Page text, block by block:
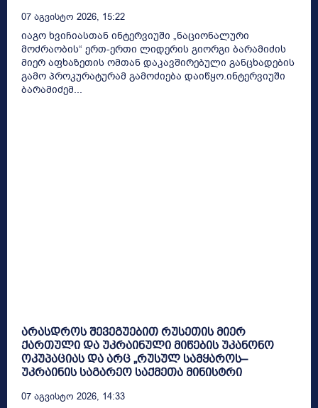
07 Აგვისტო 2026, 15:22
იაგო ხვიჩიასთან ინტერვიუში „ნაციონალური
მოძრაობის“ ერთ-ერთი ლიდერის გიორგი ბარამიძის
მიერ აფხაზეთის ომთან დაკავშირებული განცხადების
გამო პროკურატურამ გამოძიება დაიწყო.ინტერვიუში
ბარამიძემ...
არასდროს შევეგუებით რუსეთის მიერ
ქართული და უკრაინული მიწების უკანონო
ოკუპაციას და არც „რუსულ სამყაროს–
უკრაინის საგარეო საქმეთა მინისტრი
07 Აგვისტო 2026, 14:33